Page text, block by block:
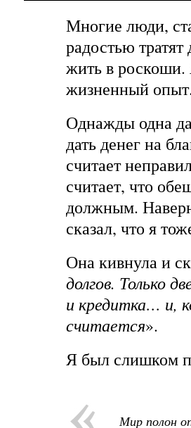
Многие люди,
радостью
жить в роскоши.
жизненный
Однажды одна
дать денег на
считает
считает, что
должным.
сказал, что я
Она кивнула и
долгов. Только
и кредитка… и,
считается».
Я был слишком
Мир полон